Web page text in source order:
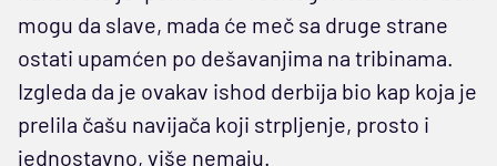
mogu da slave, mada će meč sa druge strane
ostati upamćen po dešavanjima na tribinama.
Izgleda da je ovakav ishod derbija bio kap koja je
prelila čašu navijača koji strpljenje, prosto i
jednostavno, više nemaju.